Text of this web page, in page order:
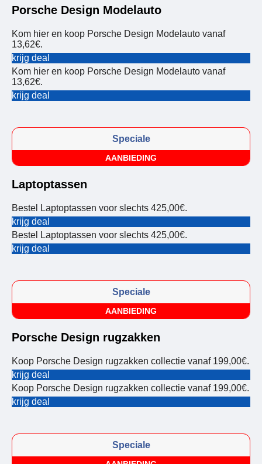
Porsche Design Modelauto
Kom hier en koop Porsche Design Modelauto vanaf
13,62€.
krijg deal
Kom hier en koop Porsche Design Modelauto vanaf
13,62€.
krijg deal
Speciale
AANBIEDING
Laptoptassen
Bestel Laptoptassen voor slechts 425,00€.
krijg deal
Bestel Laptoptassen voor slechts 425,00€.
krijg deal
Speciale
AANBIEDING
Porsche Design rugzakken
Koop Porsche Design rugzakken collectie vanaf 199,00€.
krijg deal
Koop Porsche Design rugzakken collectie vanaf 199,00€.
krijg deal
Speciale